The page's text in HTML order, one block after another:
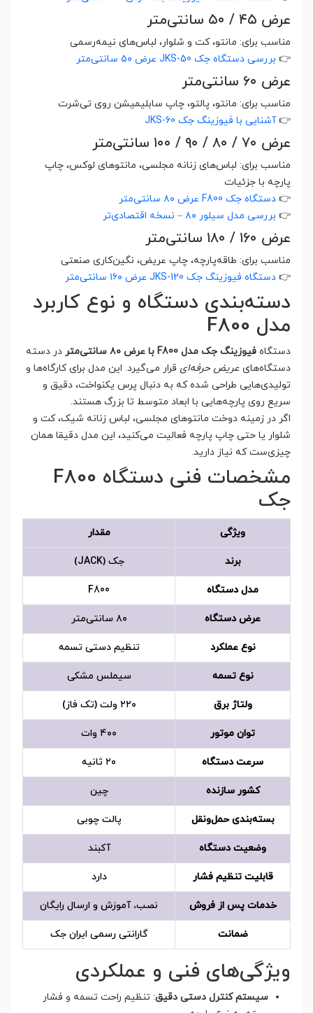
عرض ۴۵ / ۵۰ سانتی‌متر
مناسب برای: مانتو، کت‌ و شلوار، لباس‌های نیمه‌رسمی
👉 بررسی دستگاه جک JKS-50 عرض ۵۰ سانتی‌متر
عرض ۶۰ سانتی‌متر
مناسب برای: مانتو، پالتو، چاپ سابلیمیشن روی تی‌شرت
👉آشنایی با فیوزینگ جک JKS-60
عرض ۷۰ / ۸۰ / ۹۰ / ۱۰۰ سانتی‌متر
مناسب برای: لباس‌های زنانه مجلسی، مانتوهای لوکس، چاپ
پارچه با جزئیات
👉 دستگاه جک F800 عرض ۸۰ سانتی‌متر
👉 بررسی مدل سیلور ۸۰ – نسخه اقتصادی‌تر
عرض ۱۶۰ / ۱۸۰ سانتی‌متر
مناسب برای: طاقه‌پارچه، چاپ عریض، نگین‌کاری صنعتی
👉 دستگاه فیوزینگ جک JKS-120 عرض ۱۶۰ سانتی‌متر
دسته‌بندی دستگاه و نوع کاربرد
مدل F800
دستگاه فیوزینگ جک مدل F800 با عرض ۸۰ سانتی‌متر
در دسته
دستگاه‌های عریض حرفه‌ای قرار می‌گیرد. این مدل برای کارگاه‌ها و
تولیدی‌هایی طراحی شده که به دنبال پرس یکنواخت، دقیق و
سریع روی پارچه‌هایی با ابعاد متوسط تا بزرگ هستند.
اگر در زمینه دوخت مانتوهای مجلسی، لباس زنانه شیک، کت‌ و
شلوار یا حتی چاپ پارچه فعالیت می‌کنید، این مدل دقیقا همان
چیزی‌ست که نیاز دارید.
مشخصات فنی دستگاه F800
جک
ویژگی مقدار
برند جک (JACK)
مدل دستگاه F800
عرض دستگاه ۸۰ سانتی‌متر
نوع عملکرد تنظیم دستی تسمه
نوع تسمه سیملس مشکی
ولتاژ برق ۲۲۰ ولت (تک فاز)
توان موتور ۴۰۰ وات
سرعت دستگاه ۲۰ ثانیه
کشور سازنده چین
بسته‌بندی حمل‌ونقل پالت چوبی
وضعیت دستگاه آکبند
قابلیت تنظیم فشار دارد
خدمات پس از فروش نصب، آموزش و ارسال رایگان
ضمانت گارانتی رسمی ایران جک
ویژگی‌های فنی و عملکردی
سیستم کنترل دستی دقیق: تنظیم راحت تسمه و فشار